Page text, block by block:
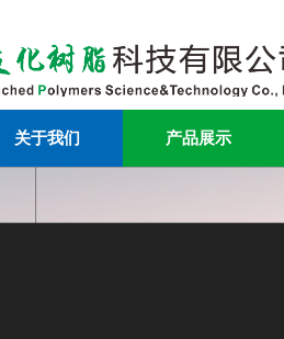
关于我们 产品展示